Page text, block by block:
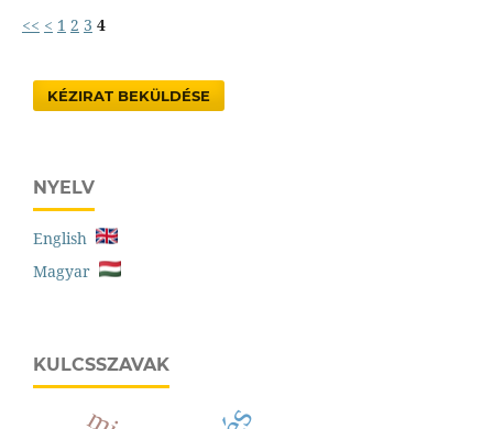
<< < 1 2 3 4
KÉZIRAT BEKÜLDÉSE
NYELV
English
Magyar
KULCSSZAVAK